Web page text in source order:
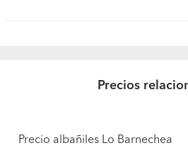
Precios
Precio albañiles Lo Barnechea